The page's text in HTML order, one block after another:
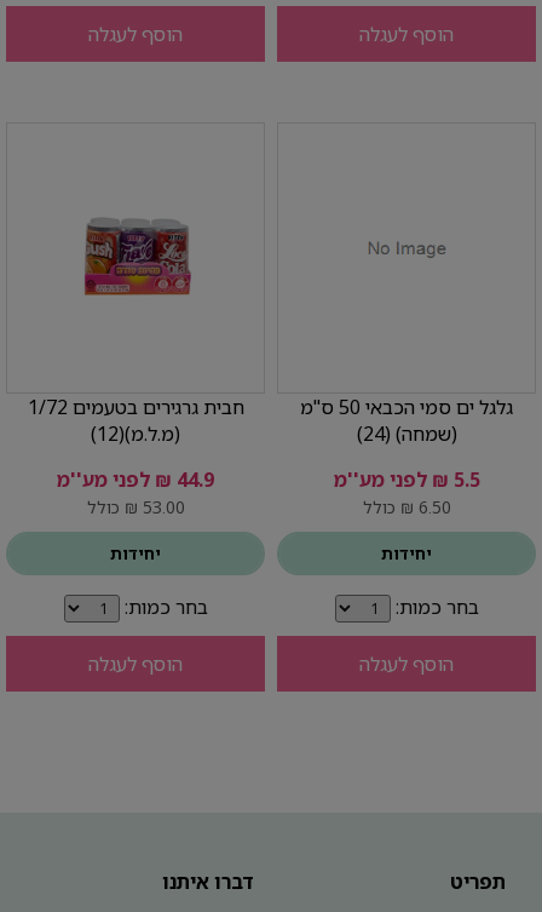
הוסף לעגלה הוסף לעגלה
גלגל ים סמי הכבאי 50 ס"מ
(שמחה) (24)
5.5 ₪ לפני מע''מ
6.50 ₪ כולל
יחידות
בחר כמות:
הוסף לעגלה
חבית גרגירים בטעמים 1/72
(מ.ל.מ)(12)
44.9 ₪ לפני מע''מ
53.00 ₪ כולל
יחידות
בחר כמות:
הוסף לעגלה
דברו איתנו
תפריט